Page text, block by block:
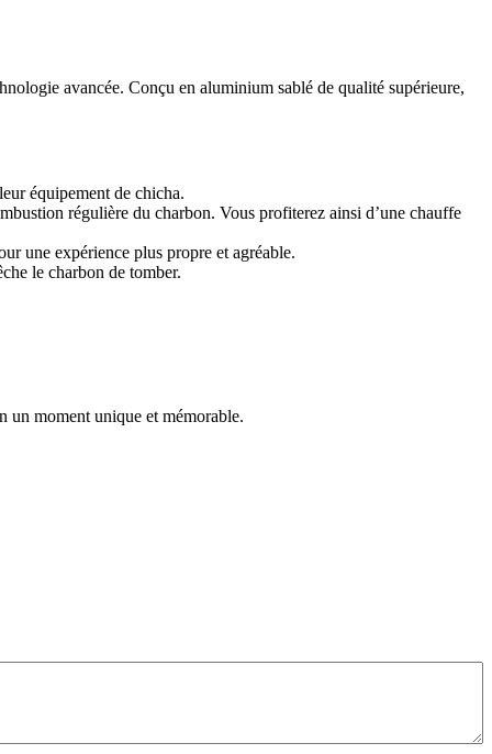
avancée. Conçu en aluminium sablé de qualité supérieure,
équipement de chicha.
régulière du charbon. Vous profiterez ainsi d’une chauffe
une expérience plus propre et agréable.
le charbon de tomber.
un moment unique et mémorable.